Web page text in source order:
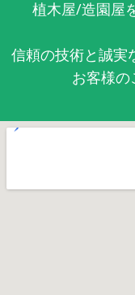
植木屋/造園屋
信頼の技術と誠実
お客様の